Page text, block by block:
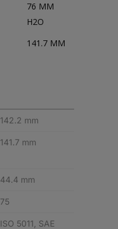
76 MM
H2O
141.7 MM
142.2 mm
141.7 mm
44.4 mm
75
ISO 5011, SAE